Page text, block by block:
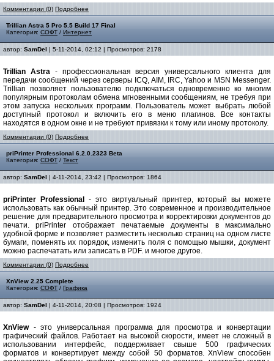
Комментарии (0) Подробнее
Trillian Astra 5 Pro 5.5 Build 17 Final
Категория: СОФТ / Интернет
автор: SamDel | 5-11-2014, 02:12 | Просмотров: 2178
Trillian Astra- профессиональная версия универсального клиента для
передачи сообщений через серверы ICQ, AIM, IRC, Yahoo и MSN Messenger.
Trillian позволяет пользователю подключаться одновременно ко многим
популярным протоколам обмена мгновенными сообщениям, не требуя при
этом запуска нескольких программ. Пользователь может выбрать любой
доступный протокол и включить его в меню плагинов. Все контакты
находятся в одном окне и не требуют привязки к тому или иному протоколу.
Комментарии (0) Подробнее
priPrinter Professional 6.2.0.2323 Beta
Категория: СОФТ / Текст
автор: SamDel | 4-11-2014, 23:42 | Просмотров: 1864
priPrinter Professional
- это виртуальный принтер, который вы можете
использовать как обычный принтер. Это современное и производительное
решение для предварительного просмотра и корректировки документов до
печати. priPrinter отображает печатаемые документы в максимально
удобной форме и позволяет разместить несколько страниц на одном листе
бумаги, поменять их порядок, изменить поля с помощью мышки, документ
можно распечатать или записать в PDF. и многое другое.
Комментарии (0) Подробнее
XnView 2.25 Complete
Категория: СОФТ / Графика
автор: SamDel | 4-11-2014, 20:08 | Просмотров: 1924
XnView- это универсальная программа для просмотра и конвертации
графический файлов. Работает на высокой скорости, имеет не сложный в
использовании интерфейс, поддерживает свыше 500 графических
форматов и конвертирует между собой 50 форматов. XnView способен